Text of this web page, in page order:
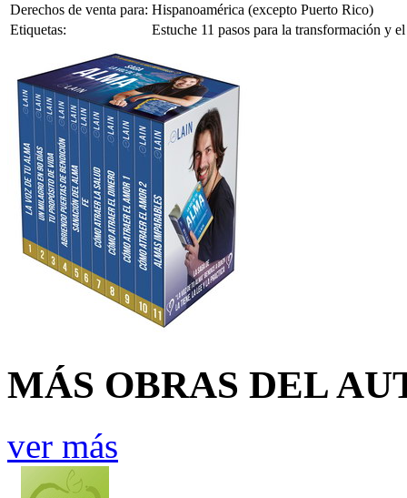
Derechos de venta para: Hispanoamérica (excepto Puerto Rico)
Etiquetas:
Estuche 11 pasos para la transformación y
MÁS OBRAS DEL
ver más